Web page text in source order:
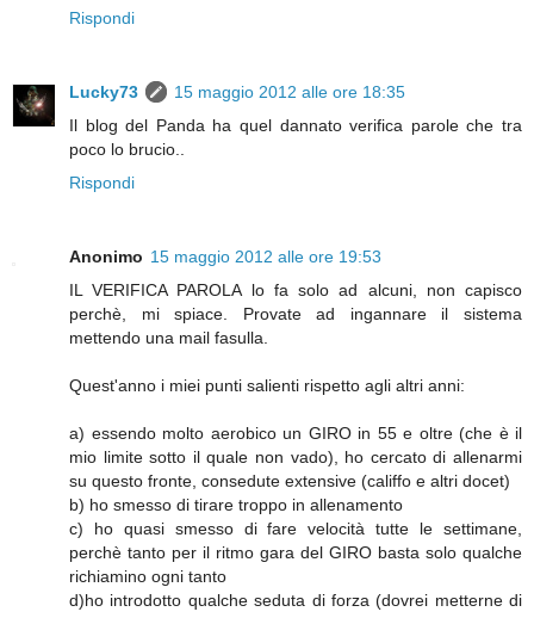
Rispondi
Lucky73
15 maggio 2012 alle ore 18:35
Il blog del Panda ha quel dannato verifica parole che tra
poco lo brucio..
Rispondi
Anonimo 15 maggio 2012 alle ore 19:53
IL VERIFICA PAROLA lo fa solo ad alcuni, non capisco
perchè, mi spiace. Provate ad ingannare il sistema
mettendo una mail fasulla.
Quest'anno i miei punti salienti rispetto agli altri anni:
a) essendo molto aerobico un GIRO in 55 e oltre (che è il
mio limite sotto il quale non vado), ho cercato di allenarmi
su questo fronte, consedute extensive (califfo e altri docet)
b) ho smesso di tirare troppo in allenamento
c) ho quasi smesso di fare velocità tutte le settimane,
perchè tanto per il ritmo gara del GIRO basta solo qualche
richiamino ogni tanto
d)ho introdotto qualche seduta di forza (dovrei metterne di